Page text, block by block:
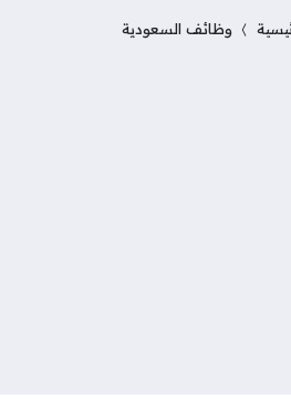
وظائف السعودية